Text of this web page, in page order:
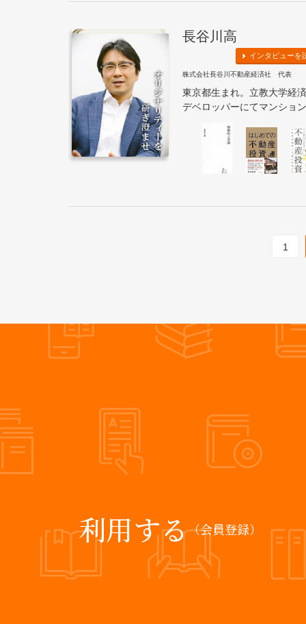
長谷川高
インタビューを
株式会社長谷川不動産経済社 代表
東京都生まれ。立教大学経
デベロッパーにてマンショ
1
利用する（会員登録）